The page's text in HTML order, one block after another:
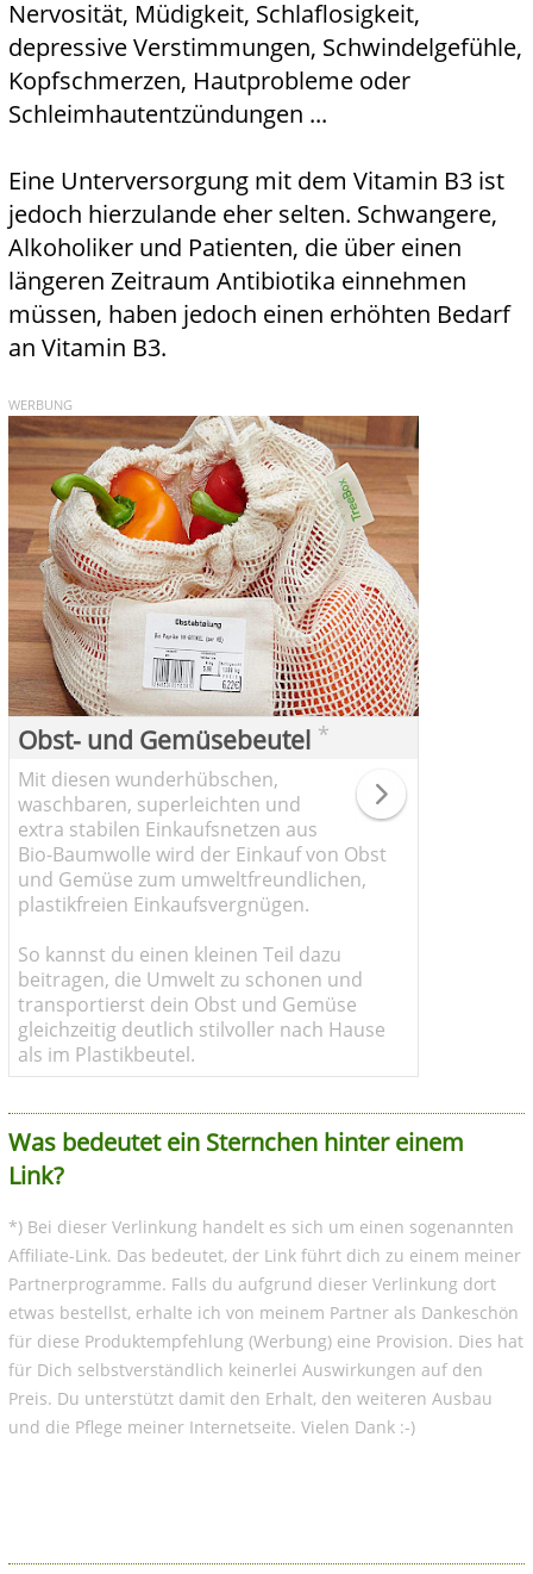
Nervosität, Müdigkeit, Schlaflosigkeit,
depressive Verstimmungen, Schwindelgefühle,
Kopfschmerzen, Hautprobleme oder
Schleimhautentzündungen ...
Eine Unterversorgung mit dem Vitamin B3 ist
jedoch hierzulande eher selten. Schwangere,
Alkoholiker und Patienten, die über einen
längeren Zeitraum Antibiotika einnehmen
müssen, haben jedoch einen erhöhten Bedarf
an Vitamin B3.
WERBUNG
Obst- und Gemüsebeutel *
Mit diesen wunderhübschen,
waschbaren, superleichten und
extra stabilen Einkaufsnetzen aus
Bio-Baumwolle wird der Einkauf von Obst
und Gemüse zum umweltfreundlichen,
plastikfreien Einkaufsvergnügen.
So kannst du einen kleinen Teil dazu
beitragen, die Umwelt zu schonen und
transportierst dein Obst und Gemüse
gleichzeitig deutlich stilvoller nach Hause
als im Plastikbeutel.
Was bedeutet ein Sternchen hinter einem
Link?
*) Bei dieser Verlinkung handelt es sich um einen sogenannten
Affiliate-Link. Das bedeutet, der Link führt dich zu einem meiner
Partnerprogramme. Falls du aufgrund dieser Verlinkung dort
etwas bestellst, erhalte ich von meinem Partner als Dankeschön
für diese Produktempfehlung (Werbung) eine Provision. Dies hat
für Dich selbstverständlich keinerlei Auswirkungen auf den
Preis. Du unterstützt damit den Erhalt, den weiteren Ausbau
und die Pflege meiner Internetseite. Vielen Dank :-)